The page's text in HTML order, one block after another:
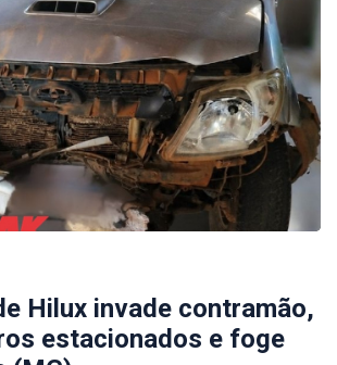
Hilux invade contramão,
estacionados e foge